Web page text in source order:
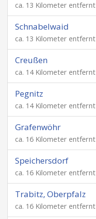
ca. 13 Kilometer entfernt
Schnabelwaid
ca. 13 Kilometer entfernt
Creußen
ca. 14 Kilometer entfernt
Pegnitz
ca. 14 Kilometer entfernt
Grafenwöhr
ca. 16 Kilometer entfernt
Speichersdorf
ca. 16 Kilometer entfernt
Trabitz, Oberpfalz
ca. 16 Kilometer entfernt